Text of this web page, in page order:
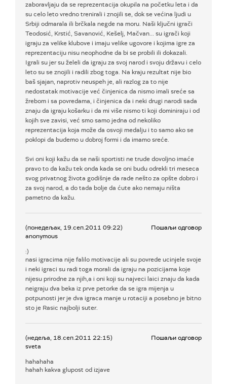
zaboravljaju da se reprezentacija okupila na početku leta i da
su celo leto vredno trenirali i znojili se, dok se većina ljudi u
Srbiji odmarala ili brčkala negde na moru. Naši ključni igrači
Teodosić, Krstić, Savanović, Kešelj, Mačvan... su igrači koji
igraju za velike klubove i imaju velike ugovore i kojima igre za
reprezentaciju nisu neophodne da bi se probili ili dokazali.
Igrali su jer su želeli da igraju za svoj narod i svoju državu i celo
leto su se znojili i radili zbog toga. Na kraju rezultat nije bio
baš sjajan, naprotiv neuspeh je, ali razlog za to nije
nedostatak motivacije već činjenica da nismo imali sreće sa
žrebom i sa povredama, i činjenica da i neki drugi narodi sada
znaju da igraju košarku i da mi više nismo ti koji dominiraju i od
kojih sve zavisi, već smo samo jedna od nekoliko
reprezentacija koja može da osvoji medalju i to samo ako se
poklopi da budemo u dobroj formi i da imamo sreće.
Svi oni koji kažu da se naši sportisti ne trude dovoljno imaće
pravo to da kažu tek onda kada se oni budu odrekli tri meseca
svog privatnog života godišnje da rade nešto za opšte dobro i
za svoj narod, a do tada bolje da ćute ako nemaju ništa
pametno da kažu.
(понедељак, 19.сеп.2011 09:22)
anonymous
Пошаљи одговор
:)
nasi igracima nije falilo motivacije ali su povrede ucinjele svoje
i neki igraci su radi toga morali da igraju na pozicijama koje
nijesu prirodne za njih,a i oni koji su najveci laici znaju da kada
neigraju dva beka iz prve petorke da se igra mijenja u
potpunosti jer je dva igraca manje u rotaciji a posebno je bitno
sto je Rasic najbolji suter.
(недеља, 18.сеп.2011 22:15)
sveta
Пошаљи одговор
hahahaha
hahah kakva glupost od izjave